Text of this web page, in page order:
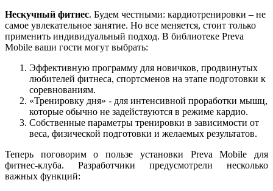
Нескучный фитнес. Будем честными: кардиотренировки – не
самое увлекательное занятие. Но все меняется, стоит только
применить индивидуальный подход. В библиотеке Preva
Mobile ваши гости могут выбрать:
Эффективную программу для новичков, продвинутых
любителей фитнеса, спортсменов на этапе подготовки к
соревнованиям.
«Тренировку дня» - для интенсивной проработки мышц,
которые обычно не задействуются в режиме кардио.
Собственные параметры тренировки в зависимости от
веса, физической подготовки и желаемых результатов.
Теперь поговорим о пользе установки Preva Mobile для
фитнес-клуба. Разработчики предусмотрели несколько
важных функций: